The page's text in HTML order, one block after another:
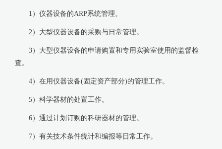
1）仪器设备的ARP系统管理。
2）大型仪器设备的采购与日常管理。
3）大型仪器设备的申请购置和专用实验室使用的监督检
查。
4）在用仪器设备(固定资产部分)的管理工作。
5）科学器材的处置工作。
6）通过计划订购的科研器材的管理。
7）有关技术条件统计和编报等日常工作。